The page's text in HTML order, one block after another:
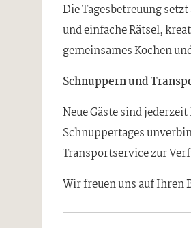
Die Tagesbetreuung
und einfache Rätsel,
gemeinsames Kochen
Schnuppern und
Neue Gäste sind
Schnuppertages
Transportservice zur
Wir freuen uns auf Ihren